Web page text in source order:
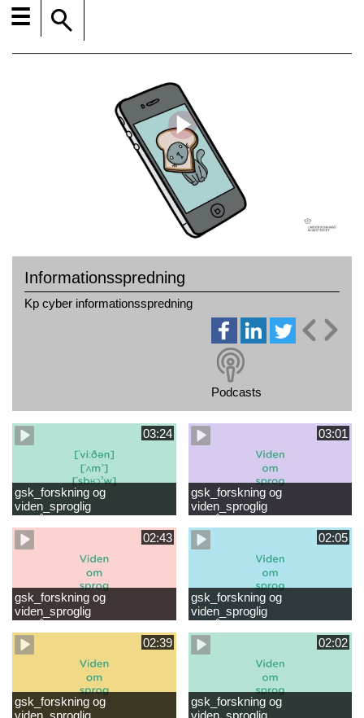
☰
Informationsspredning
Kp cyber informationsspredning
Podcasts
03:24
gsk_forskning og
viden_sproglig
læsevanskeligheder.mp4
03:01
gsk_forskning og
viden_sproglig
første læsning 6-8 år.mp4
02:43
gsk_forskning og
viden_sproglig
forståelse_Støt dit barns
fortsatte læsning 8-10 år.mp4
02:05
gsk_forskning og
viden_sproglig
forståelse_Snak med dit barn
6 mdr-2 år.mp4
02:39
gsk_forskning og
02:02
gsk_forskning og